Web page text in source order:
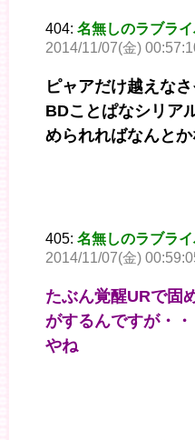
404: 名無しのラブラ
2014/11/07(金)
ピャアだけ越えなさ
BDことぱなシリア
められればなんと
405: 名無しのラブラ
2014/11/07(金)
たぶん覚醒URで固
がするんですが・
やね